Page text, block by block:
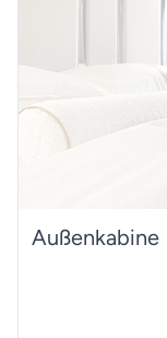
Außenkabine